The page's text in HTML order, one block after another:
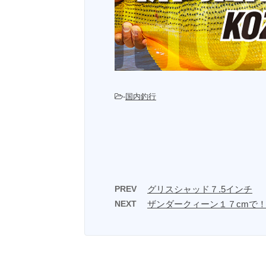
-国内釣行
PREV グリスシャッド７.5インチ
NEXT ザンダークィーン１７cmで！